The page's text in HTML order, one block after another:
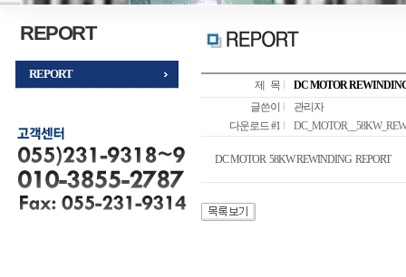
REPORT
REPORT
제 목
DC MOTOR
글쓴이
관리자
다운로드 #1
DC MOTOR 58KW REWINDING REPORT